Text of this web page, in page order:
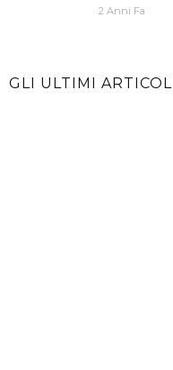
2 Anni Fa
GLI ULTIMI ARTICOLI